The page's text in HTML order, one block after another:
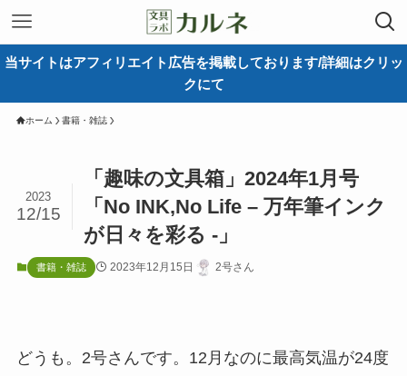
当サイトはアフィリエイト広告を掲載しております/詳細はクリッ
クにて
ホーム 書籍・雑誌
「趣味の文具箱」2024年1月号
「No INK,No Life – 万年筆インク
が日々を彩る -」
2023
12/15
書籍・雑誌 2023年12月15日 2号さん
どうも。2号さんです。12月なのに最高気温が24度